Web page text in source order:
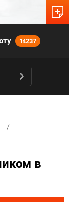
14237
в